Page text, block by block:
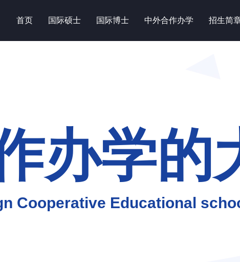
首页 国际硕士 国际博士 中外合作办学 招生简
办学的
Cooperative Educational